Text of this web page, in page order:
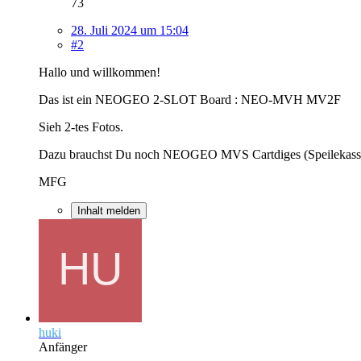
28. Juli 2024 um 15:04
#2
Hallo und willkommen!
Das ist ein NEOGEO 2-SLOT Board : NEO-MVH MV2F
Sieh 2-tes Fotos.
Dazu brauchst Du noch NEOGEO MVS Cartdiges
MFG
Inhalt melden
huki
Anfänger